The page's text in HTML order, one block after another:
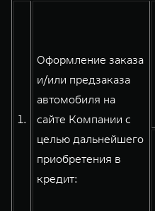
WEY 07
Расширяя границы комфорта
от 6 149 000 ₽
1.
Оформление заказа
и/или предзаказа
автомобиля на
сайте Компании с
целью дальнейшего
приобретения в
кредит: